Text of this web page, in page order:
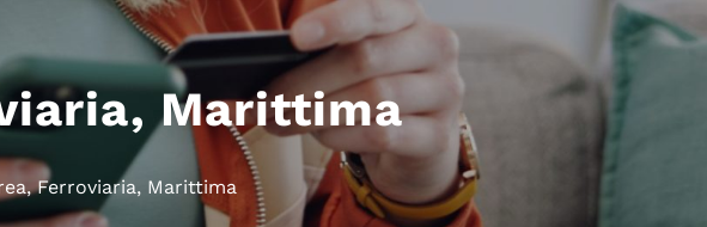
Marittima
Ferroviaria, Marittima